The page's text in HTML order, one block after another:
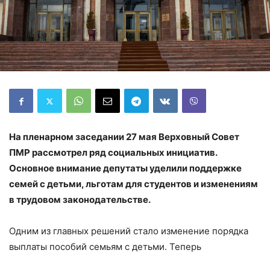
На пленарном заседании 27 мая Верховный Совет
ПМР рассмотрел ряд социальных инициатив.
Основное внимание депутаты уделили поддержке
семей с детьми, льготам для студентов и изменениям
в трудовом законодательстве.
Одним из главных решений стало изменение порядка
выплаты пособий семьям с детьми. Теперь